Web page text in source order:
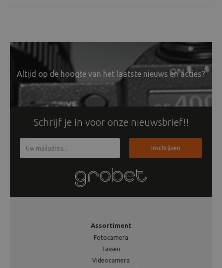
Altijd op de hoogte van het laatste nieuws en acties?
Schrijf je in voor onze nieuwsbrief!!
Inschrijven
Assortiment
Fotocamera
Tassen
Videocamera